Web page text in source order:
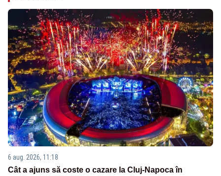
6 aug. 2026, 11:18
Cât a ajuns să coste o cazare la Cluj-Napoca în